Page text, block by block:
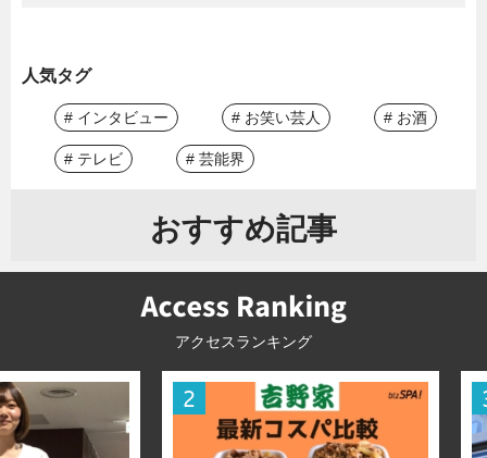
人気タグ
# インタビュー # お笑い芸人 # お酒
# テレビ # 芸能界
おすすめ記事
アクセスランキング